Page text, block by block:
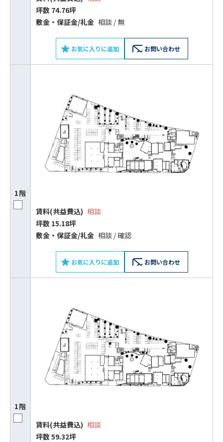
坪数 74.76坪
敷⾦‧保証⾦/礼⾦ 相談 / 無
お気に入りに追加 お問い合わせ
1階
賃料(共益費込) 相談
坪数 15.18坪
敷⾦‧保証⾦/礼⾦ 相談 / 確認
お気に入りに追加 お問い合わせ
1階
賃料(共益費込) 相談
坪数 59.32坪